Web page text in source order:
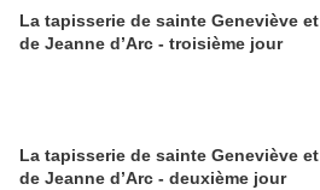
La tapisserie de sainte Geneviève et
de Jeanne d’Arc - troisième jour
La tapisserie de sainte Geneviève et
de Jeanne d’Arc - deuxième jour